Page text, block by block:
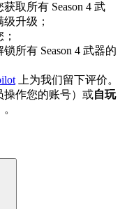
取所有 Season 4 武
级升级；
所有 Season 4 武器的
上为我们留下评价。
操作您的账号）或自玩